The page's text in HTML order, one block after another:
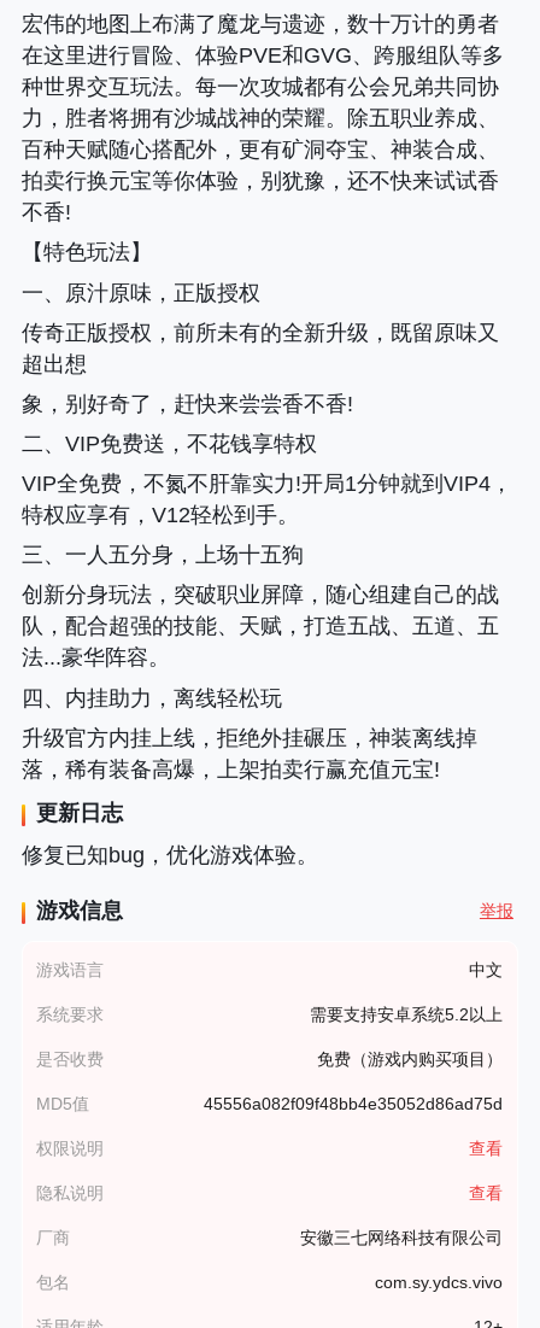
宏伟的地图上布满了魔龙与遗迹，数十万计的勇者
在这里进行冒险、体验PVE和GVG、跨服组队等多
种世界交互玩法。每一次攻城都有公会兄弟共同协
力，胜者将拥有沙城战神的荣耀。除五职业养成、
百种天赋随心搭配外，更有矿洞夺宝、神装合成、
拍卖行换元宝等你体验，别犹豫，还不快来试试香
不香!
【特色玩法】
一、原汁原味，正版授权
传奇正版授权，前所未有的全新升级，既留原味又
超出想
象，别好奇了，赶快来尝尝香不香!
二、VIP免费送，不花钱享特权
VIP全免费，不氮不肝靠实力!开局1分钟就到VIP4，
特权应享有，V12轻松到手。
三、一人五分身，上场十五狗
创新分身玩法，突破职业屏障，随心组建自己的战
队，配合超强的技能、天赋，打造五战、五道、五
法...豪华阵容。
四、内挂助力，离线轻松玩
升级官方内挂上线，拒绝外挂碾压，神装离线掉
落，稀有装备高爆，上架拍卖行赢充值元宝!
更新日志
修复已知bug，优化游戏体验。
游戏信息 举报
游戏语言 中文
系统要求 需要支持安卓系统5.2以上
是否收费 免费（游戏内购买项目）
MD5值 45556a082f09f48bb4e35052d86ad75d
权限说明 查看
隐私说明 查看
厂商 安徽三七网络科技有限公司
包名 com.sy.ydcs.vivo